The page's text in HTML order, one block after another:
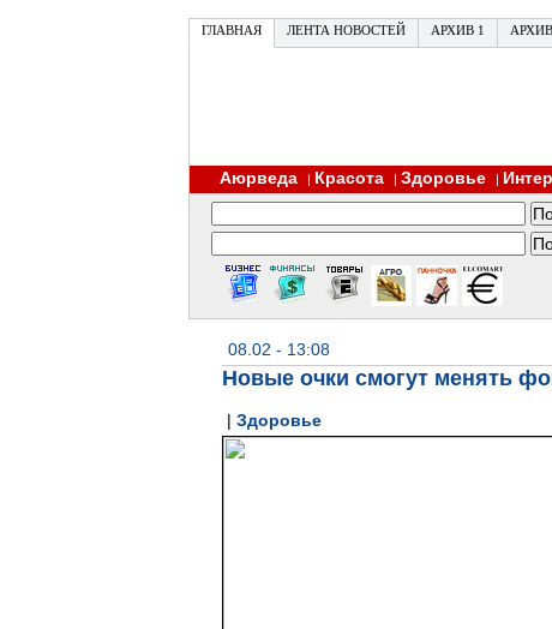
ГЛАВНАЯ ЛЕНТА НОВОСТЕЙ АРХИВ 1
Аюрведа | Красота | Здоровье |
08.02 - 13:08
Новые очки смогут менять
| Здоровье